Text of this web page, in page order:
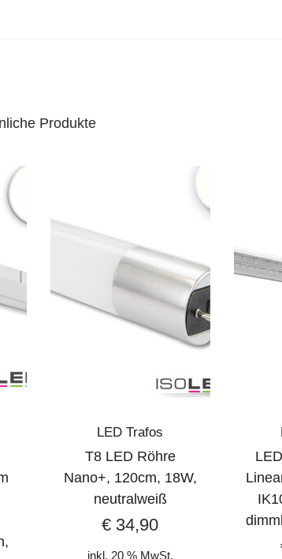
Produkte
LED Trafos
T8 LED Röhre
Nano+, 120cm, 18W,
neutralweiß
€ 34,90
inkl. 20 % MwSt.